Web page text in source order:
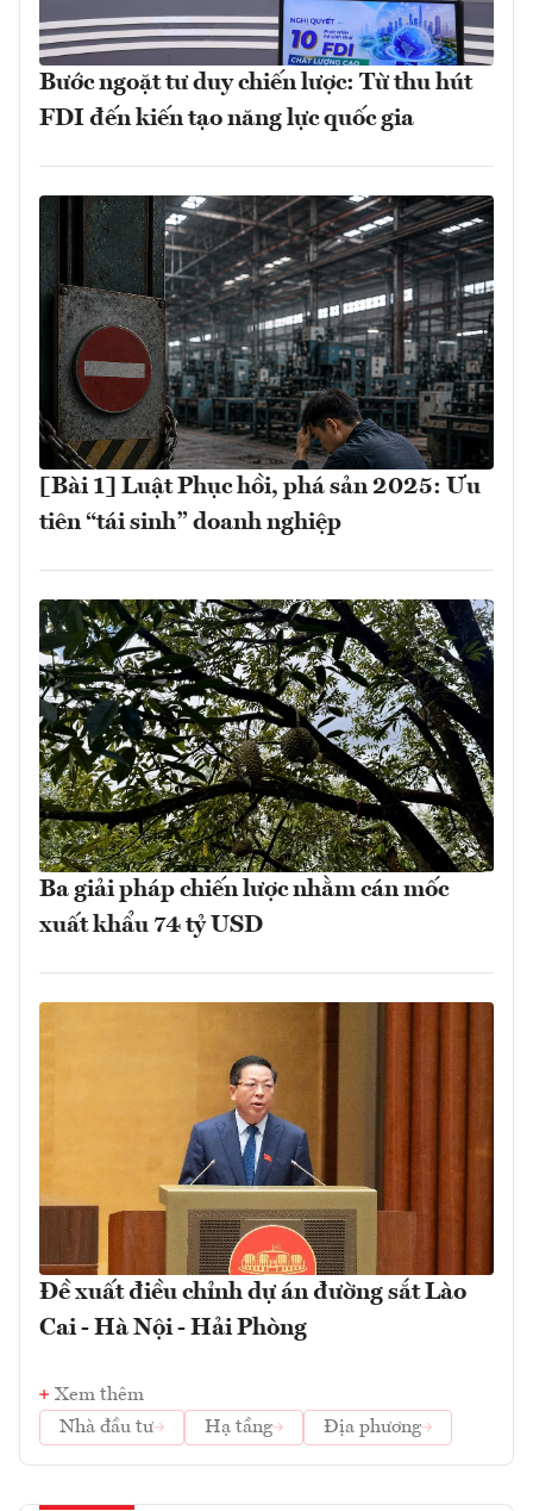
Bước ngoặt tư duy chiến lược: Từ thu hút
FDI đến kiến tạo năng lực quốc gia
[Bài 1] Luật Phục hồi, phá sản 2025: Ưu
tiên “tái sinh” doanh nghiệp
Ba giải pháp chiến lược nhằm cán mốc
xuất khẩu 74 tỷ USD
Đề xuất điều chỉnh dự án đường sắt Lào
Cai - Hà Nội - Hải Phòng
Xem thêm
Nhà đầu tư
Hạ tầng Địa phương